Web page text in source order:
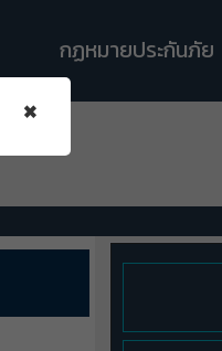
กฏหมายประกันภัย
×